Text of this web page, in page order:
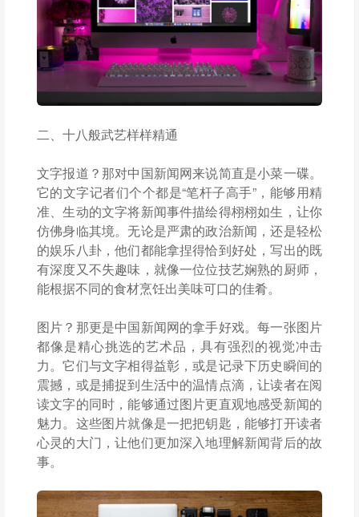
二、十八般武艺样样精通
文字报道？那对中国新闻网来说简直是小菜一碟。
它的文字记者们个个都是“笔杆子高手”，能够用精
准、生动的文字将新闻事件描绘得栩栩如生，让你
仿佛身临其境。无论是严肃的政治新闻，还是轻松
的娱乐八卦，他们都能拿捏得恰到好处，写出的既
有深度又不失趣味，就像一位位技艺娴熟的厨师，
能根据不同的食材烹饪出美味可口的佳肴。
图片？那更是中国新闻网的拿手好戏。每一张图片
都像是精心挑选的艺术品，具有强烈的视觉冲击
力。它们与文字相得益彰，或是记录下历史瞬间的
震撼，或是捕捉到生活中的温情点滴，让读者在阅
读文字的同时，能够通过图片更直观地感受新闻的
魅力。这些图片就像是一把把钥匙，能够打开读者
心灵的大门，让他们更加深入地理解新闻背后的故
事。